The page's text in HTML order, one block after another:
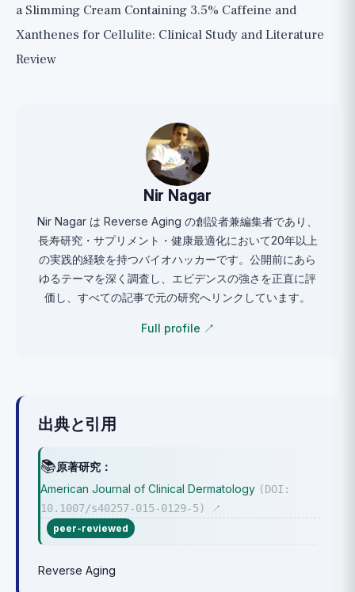
a Slimming Cream Containing 3.5% Caffeine and
Xanthenes for Cellulite: Clinical Study and Literature
Review
Nir Nagar
Nir Nagar は Reverse Aging の創設者兼編集者であり、
長寿研究・サプリメント・健康最適化において20年以上
の実践的経験を持つバイオハッカーです。公開前にあら
ゆるテーマを深く調査し、エビデンスの強さを正直に評
価し、すべての記事で元の研究へリンクしています。
Full profile ↗
出典と引用
📚原著研究：
American Journal of Clinical Dermatology (DOI:
10.1007/s40257-015-0129-5)
↗
peer-reviewed
Reverse Aging